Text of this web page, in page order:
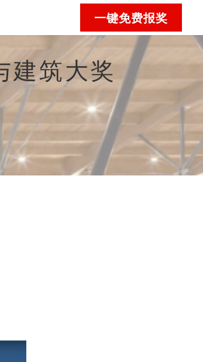
一键免费报奖
建筑大奖